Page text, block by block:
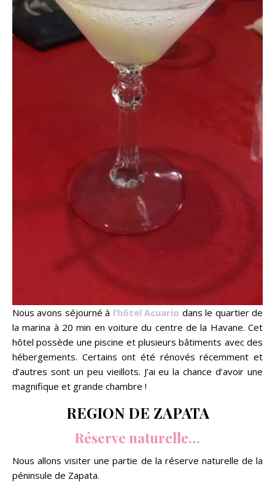
Nous avons séjourné à l’hôtel Acuario dans le quartier de
la marina à 20 min en voiture du centre de la Havane. Cet
hôtel possède une piscine et plusieurs bâtiments avec des
hébergements. Certains ont été rénovés récemment et
d’autres sont un peu vieillots. J’ai eu la chance d’avoir une
magnifique et grande chambre !
REGION DE ZAPATA
Réserve naturelle…
Nous allons visiter une partie de la réserve naturelle de la
péninsule de Zapata.